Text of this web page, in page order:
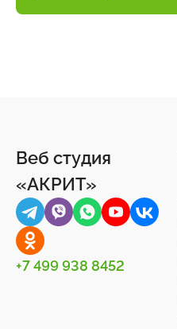
Веб студия
«АКРИТ»
+7 499 938 8452